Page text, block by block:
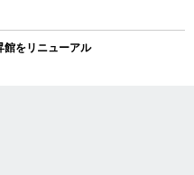
をリニューアル